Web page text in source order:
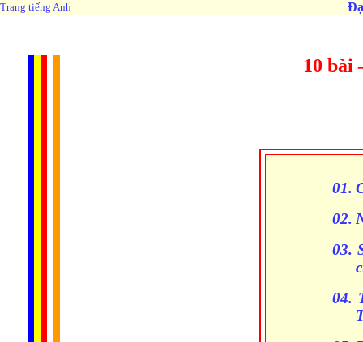
Trang tiếng Anh
10 bài
01.
02.
03.
04.